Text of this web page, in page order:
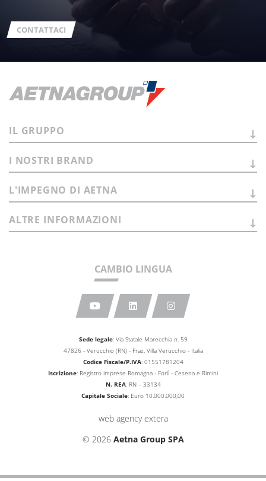
CONTATTACI
Sede legale: Via Statale Marecchia n. 59
47826 - Verucchio (RN) - Fraz. Villa Verucchio - Italia
Codice Fiscale/P.IVA: 01551781204
Iscrizione: Registro imprese Romagna - Forlì - Cesena e Rimini
N. REA: RN – 33134
Capitale Sociale: Euro 10.000.000,00
web agency extera
© 2026 Aetna Group SPA
CAMBIO LINGUA
IL GRUPPO
I NOSTRI BRAND
L'IMPEGNO DI AETNA
ALTRE INFORMAZIONI